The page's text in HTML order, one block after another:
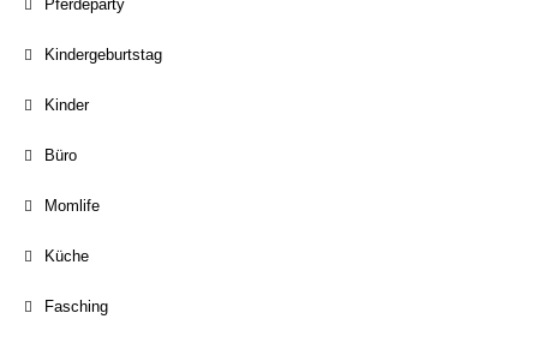
Pferdeparty
Kindergeburtstag
Kinder
Büro
Momlife
Küche
Fasching